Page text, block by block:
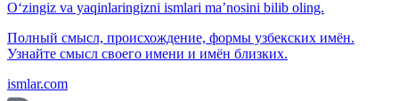
O‘zingiz va yaqinlaringizni ismlari ma’nosini bilib oling.
Полный смысл, происхождение, формы узбекских имён.
Узнайте смысл своего имени и имён близких.
ismlar.com